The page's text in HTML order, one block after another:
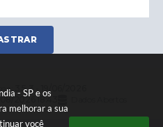
- SP e os
melhorar a sua
você
3.5.3 - 19/06/2026
2026 18:43